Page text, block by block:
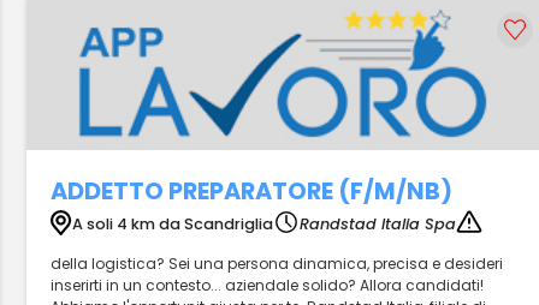
ADDETTO PREPARATORE (F/M/NB)
A soli 4 km da Scandriglia
Randstad Italia Spa
della logistica? Sei una persona dinamica, precisa e desideri
inserirti in un contesto... aziendale solido? Allora candidati!